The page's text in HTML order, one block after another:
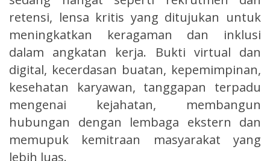
retensi, lensa kritis yang ditujukan untuk
meningkatkan keragaman dan inklusi
dalam angkatan kerja. Bukti virtual dan
digital, kecerdasan buatan, kepemimpinan,
kesehatan karyawan, tanggapan terpadu
mengenai kejahatan, membangun
hubungan dengan lembaga ekstern dan
memupuk kemitraan masyarakat yang
lebih luas.